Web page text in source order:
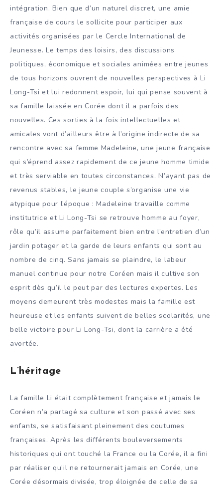
intégration. Bien que d’un naturel discret, une amie
française de cours le sollicite pour participer aux
activités organisées par le Cercle International de
Jeunesse. Le temps des loisirs, des discussions
politiques, économique et sociales animées entre jeunes
de tous horizons ouvrent de nouvelles perspectives à Li
Long-Tsi et lui redonnent espoir, lui qui pense souvent à
sa famille laissée en Corée dont il a parfois des
nouvelles. Ces sorties à la fois intellectuelles et
amicales vont d’ailleurs être à l’origine indirecte de sa
rencontre avec sa femme Madeleine, une jeune française
qui s’éprend assez rapidement de ce jeune homme timide
et très serviable en toutes circonstances. N’ayant pas de
revenus stables, le jeune couple s’organise une vie
atypique pour l’époque : Madeleine travaille comme
institutrice et Li Long-Tsi se retrouve homme au foyer,
rôle qu’il assume parfaitement bien entre l’entretien d’un
jardin potager et la garde de leurs enfants qui sont au
nombre de cinq. Sans jamais se plaindre, le labeur
manuel continue pour notre Coréen mais il cultive son
esprit dès qu’il le peut par des lectures expertes. Les
moyens demeurent très modestes mais la famille est
heureuse et les enfants suivent de belles scolarités, une
belle victoire pour Li Long-Tsi, dont la carrière a été
avortée.
L’héritage
La famille Li était complètement française et jamais le
Coréen n’a partagé sa culture et son passé avec ses
enfants, se satisfaisant pleinement des coutumes
françaises. Après les différents bouleversements
historiques qui ont touché la France ou la Corée, il a fini
par réaliser qu’il ne retournerait jamais en Corée, une
Corée désormais divisée, trop éloignée de celle de sa